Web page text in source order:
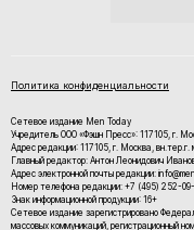
Политика конфиденциальности
Сетевое издание Men Today
Учредитель ООО «Фэшн Пресс»: 117105, г.
Адрес редакции: 117105, г. Москва, вн.тер.г.
Главный редактор: Антон Леонидович
Адрес электронной почты редакции:
Номер телефона редакции: +7 (495) 252-
Знак информационной продукции: 16+
Cетевое издание зарегистрировано
массовых коммуникаций, регистрационный